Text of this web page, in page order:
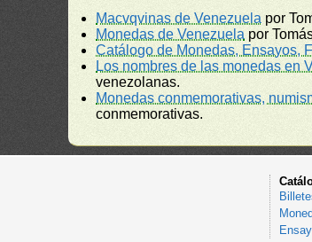
Macvqvinas de Venezuela por
Monedas de Venezuela por
Catálogo de Monedas, Ensayos,
Los nombres de las monedas en
venezolanas.
Monedas conmemorativas,
conmemorativas.